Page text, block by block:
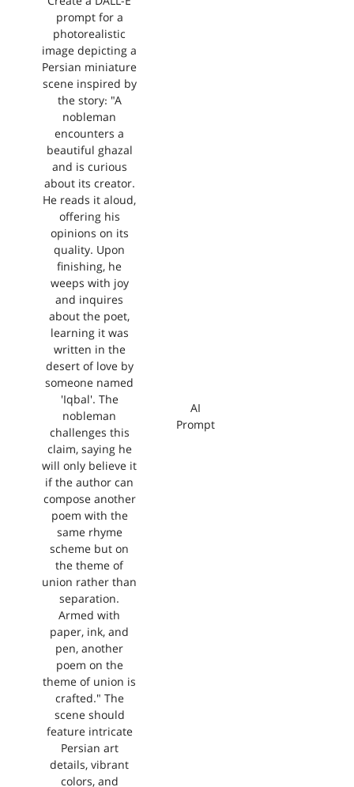
AI
Prompt
prompt for a
photorealistic
image depicting a
Persian miniature
scene inspired by
the story: "A
nobleman
encounters a
beautiful ghazal
and is curious
about its creator.
He reads it aloud,
offering his
opinions on its
quality. Upon
finishing, he
weeps with joy
and inquires
about the poet,
learning it was
written in the
desert of love by
someone named
'Iqbal'. The
nobleman
challenges this
claim, saying he
will only believe it
if the author can
compose another
poem with the
same rhyme
scheme but on
the theme of
union rather than
separation.
Armed with
paper, ink, and
pen, another
poem on the
theme of union is
crafted." The
scene should
feature intricate
Persian art
details, vibrant
colors, and